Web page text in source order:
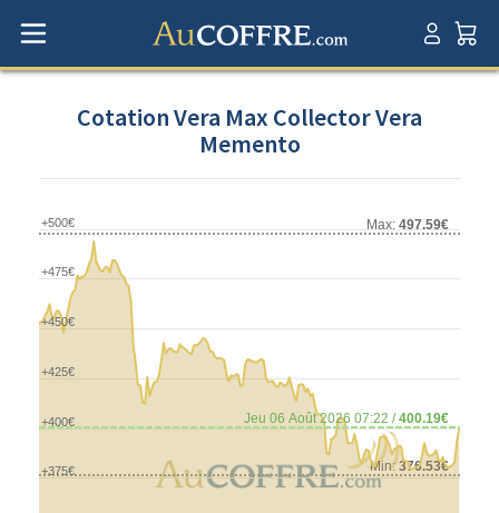
Cotation Vera Max Collector Vera
Memento
Min:376.53€
Max: 497.59€
Jeu 06 Août 2026 07:22 /400.19€
+375€
+400€
+425€
+450€
+475€
+500€